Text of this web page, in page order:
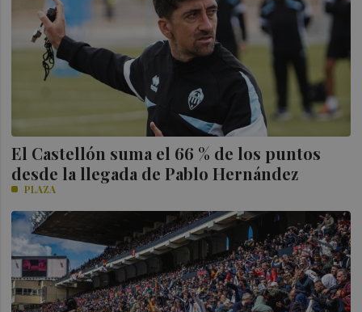
El Castellón suma el 66 % de los puntos
desde la llegada de Pablo Hernández
PLAZA